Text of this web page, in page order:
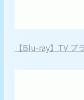
【Blu-ray】TV プ